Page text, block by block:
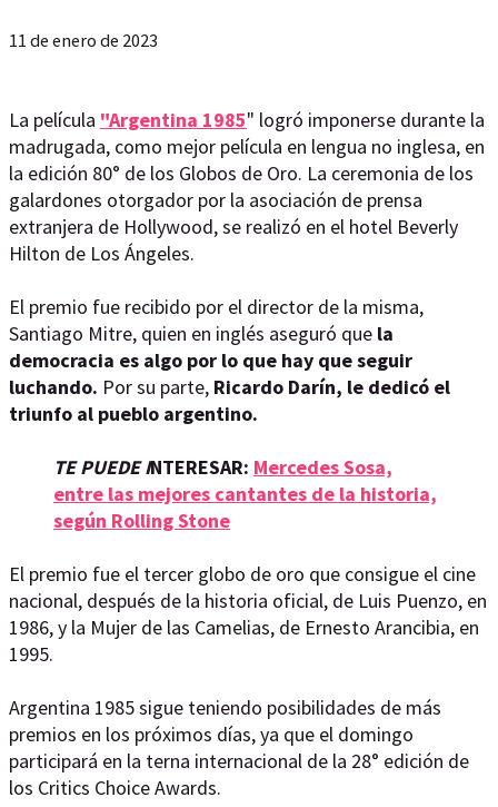
11 de enero de 2023
La película "Argentina 1985" logró imponerse durante la
madrugada, como mejor película en lengua no inglesa, en
la edición 80° de los Globos de Oro. La ceremonia de los
galardones otorgador por la asociación de prensa
extranjera de Hollywood, se realizó en el hotel Beverly
Hilton de Los Ángeles.
El premio fue recibido por el director de la misma,
Santiago Mitre, quien en inglés aseguró que la
democracia es algo por lo que hay que seguir
luchando. Por su parte, Ricardo Darín, le dedicó el
triunfo al pueblo argentino.
TE PUEDE INTERESAR: Mercedes Sosa,
entre las mejores cantantes de la historia,
según Rolling Stone
El premio fue el tercer globo de oro que consigue el cine
nacional, después de la historia oficial, de Luis Puenzo, en
1986, y la Mujer de las Camelias, de Ernesto Arancibia, en
1995.
Argentina 1985 sigue teniendo posibilidades de más
premios en los próximos días, ya que el domingo
participará en la terna internacional de la 28° edición de
los Critics Choice Awards.